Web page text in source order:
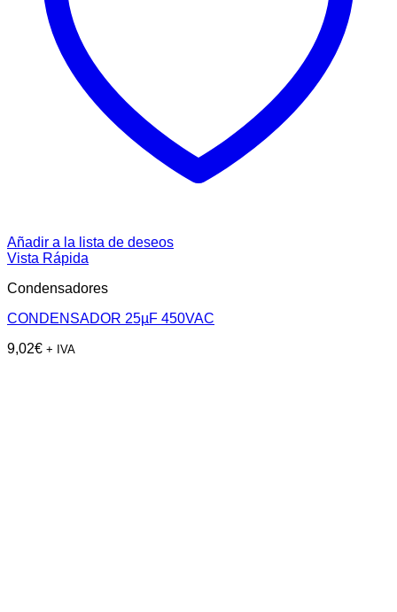
Añadir a la lista de deseos
Vista Rápida
Condensadores
CONDENSADOR 25µF 450VAC
9,02€ + IVA